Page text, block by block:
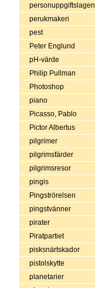
personuppgiftslagen
perukmakeri
pest
Peter Englund
pH-värde
Philip Pullman
Photoshop
piano
Picasso, Pablo
Pictor Albertus
pilgrimer
pilgrimsfärder
pilgrimsresor
pingis
Pingströrelsen
pingstvänner
pirater
Piratpartiet
pisksnärtskador
pistolskytte
planetarier